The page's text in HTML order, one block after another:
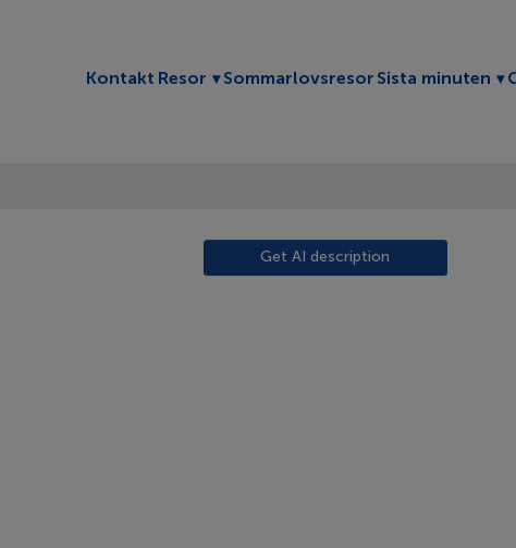
Kontakt Resor Toggle submenu
Sommarlovsresor Sista minuten
Get AI description